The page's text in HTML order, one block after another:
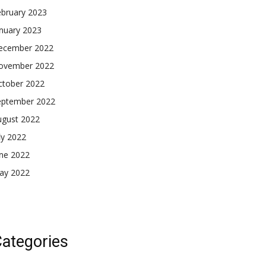
2023
2023
2022
2022
2022
2022
2022
2022
2022
2022